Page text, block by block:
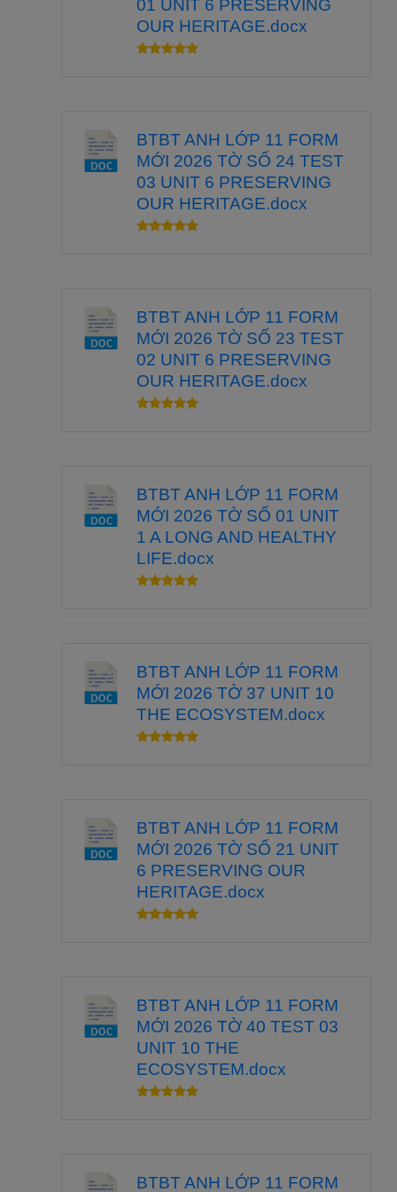
01 UNIT 6 PRESERVING
OUR HERITAGE.docx
BTBT ANH LỚP 11 FORM
MỚI 2026 TỜ SỐ 24 TEST
03 UNIT 6 PRESERVING
OUR HERITAGE.docx
BTBT ANH LỚP 11 FORM
MỚI 2026 TỜ SỐ 23 TEST
02 UNIT 6 PRESERVING
OUR HERITAGE.docx
BTBT ANH LỚP 11 FORM
MỚI 2026 TỜ SỐ 01 UNIT
1 A LONG AND HEALTHY
LIFE.docx
BTBT ANH LỚP 11 FORM
MỚI 2026 TỜ 37 UNIT 10
THE ECOSYSTEM.docx
BTBT ANH LỚP 11 FORM
MỚI 2026 TỜ SỐ 21 UNIT
6 PRESERVING OUR
HERITAGE.docx
BTBT ANH LỚP 11 FORM
MỚI 2026 TỜ 40 TEST 03
UNIT 10 THE
ECOSYSTEM.docx
BTBT ANH LỚP 11 FORM